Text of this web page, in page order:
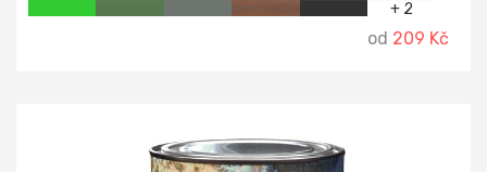
přímým povětrnostním vlivům. Barvu lze použít i pro
ochranné nátěry nekovových podkladů, např. beton, dřevo.
Barva má tixotropní charakter, který spolu se speciálním
+ 2
od 209 Kč